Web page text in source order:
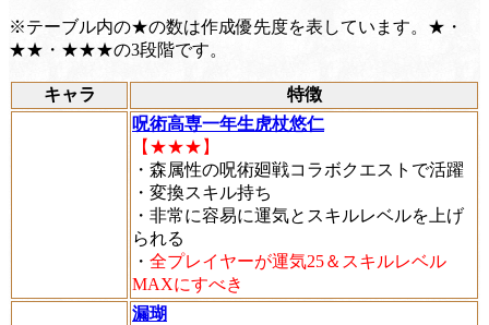
※テーブル内の★の数は作成優先度を表しています。★・
★★・★★★の3段階です。
キャラ
特徴
呪術高専一年生虎杖悠仁
【★★★】
・森属性の呪術廻戦コラボクエストで活躍
・変換スキル持ち
・非常に容易に運気とスキルレベルを上げ
られる
・ 全プレイヤーが運気25＆スキルレベル
MAXにすべき
漏瑚